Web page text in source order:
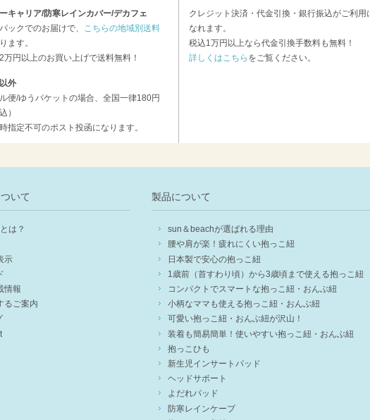
キャリア/防寒レインカバー/デカフェ
ックでのお届けで、
こちらの地域別送料
ます。
万円以上のお買い上げで送料無料！
外
便/ゆうパケットの場合、全国一律180円
）
指定不可のポスト投函になります。
クレジット決済・代金引換・銀行振込がご利用
なれます。
税込1万円以上なら代金引換手数料も無料！
詳しくはこちら をご覧ください。
いて
は？
示
情報
るご案内
製品について
sun＆beachが選ばれる理由
腰や肩が楽！疲れにくい抱っこ紐
日本製で安心の抱っこ紐
1歳前（首すわり頃）から3歳頃まで使える抱っこ紐
コンパクトでスマートな抱っこ紐・おんぶ紐
小柄なママも使える抱っこ紐・おんぶ紐
可愛い抱っこ紐・おんぶ紐が沢山！
装着も簡易簡単！使いやすい抱っこ紐・おんぶ紐
抱っこひも
新生児インサートパッド
ヘッドサポート
よだれパッド
防寒レインケープ